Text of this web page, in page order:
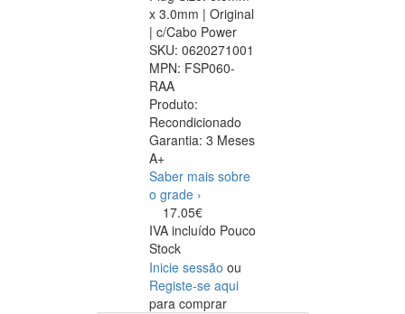
x 3.0mm | Original
| c/Cabo Power
SKU: 0620271001
MPN: FSP060-
RAA
Produto:
Recondicionado
Garantia: 3 Meses
A+
Saber mais sobre
o grade ›
17.05€
IVA incluído Pouco
Stock
Inicie sessão ou
Registe-se aqui
para comprar